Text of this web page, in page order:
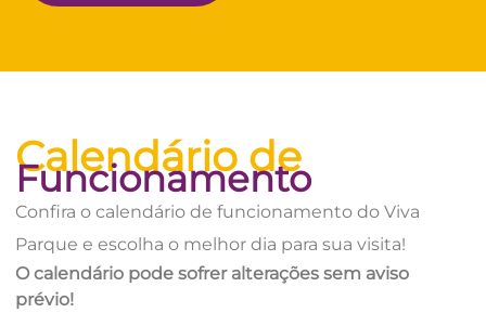
Calendário de
Funcionamento
Confira o calendário de funcionamento do Viva
Parque e escolha o melhor dia para sua visita!
O calendário pode sofrer alterações sem aviso
prévio!